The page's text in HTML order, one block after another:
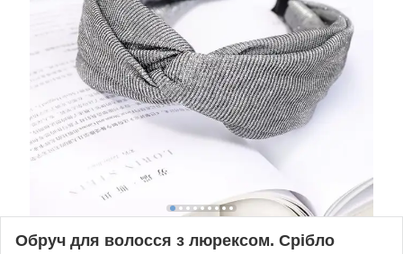
Обруч для волосся з люрексом. Срібло